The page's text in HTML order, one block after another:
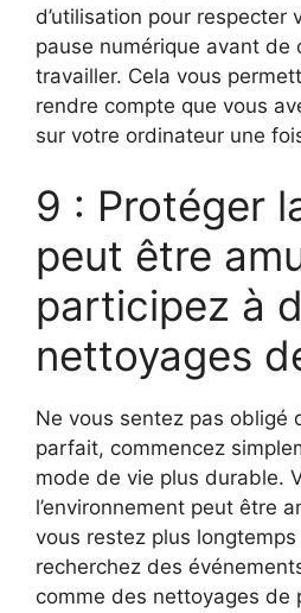
d’utilisation pour respecter
pause numérique avant de
travailler. Cela vous
rendre compte que vous
sur votre ordinateur une
9 : Protéger
peut être
participez à
nettoyages
Ne vous sentez pas obligé
parfait, commencez
mode de vie plus durable.
l’environnement peut être
vous restez plus
recherchez des
comme des nettoyages de